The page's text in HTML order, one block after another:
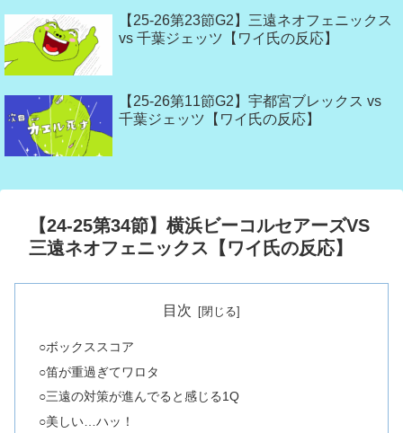
【25-26第23節G2】三遠ネオフェニックス
vs 千葉ジェッツ【ワイ氏の反応】
【25-26第11節G2】宇都宮ブレックス vs
千葉ジェッツ【ワイ氏の反応】
【24-25第34節】横浜ビーコルセアーズVS
三遠ネオフェニックス【ワイ氏の反応】
目次
○ボックススコア
○笛が重過ぎてワロタ
○三遠の対策が進んでると感じる1Q
○美しい…ハッ！